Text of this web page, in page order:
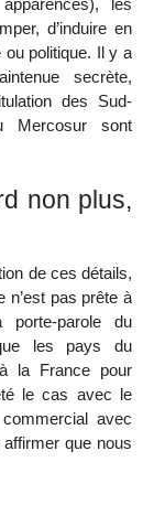
les
d’induire en
ou politique. Il y a
secrète,
des Sud-
Mercosur sont
non plus,
de ces détails,
n’est pas prête à
parole du
les pays du
la France pour
le cas avec le
avec
affirmer que nous